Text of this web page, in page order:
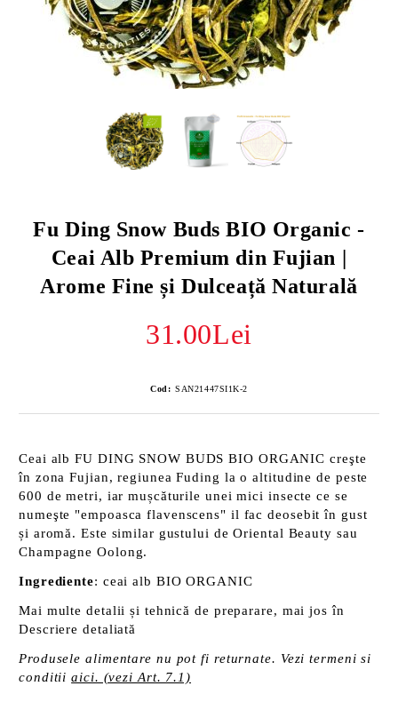
Fu Ding Snow Buds BIO Organic -
Ceai Alb Premium din Fujian |
Arome Fine și Dulceață Naturală
31.00Lei
Cod: SAN21447SI1K-2
Ceai alb FU DING SNOW BUDS BIO ORGANIC creşte
în zona Fujian, regiunea Fuding la o altitudine de peste
600 de metri, iar mușcăturile unei mici insecte ce se
numeşte "empoasca flavenscens" il fac deosebit în gust
și aromă. Este similar gustului de Oriental Beauty sau
Champagne Oolong.
Ingrediente: ceai alb BIO ORGANIC
Mai multe detalii și tehnică de preparare, mai jos în
Descriere detaliată
Produsele alimentare nu pot fi returnate. Vezi termeni si
conditiiaici. (vezi Art. 7.1)